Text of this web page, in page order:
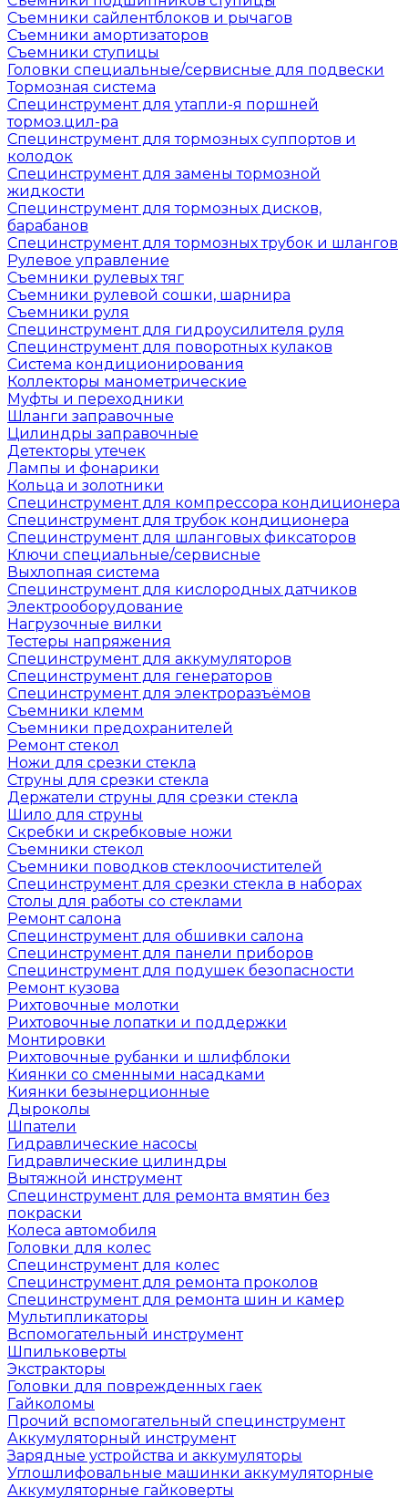
Съемники сайлентблоков и рычагов
Съемники амортизаторов
Съемники ступицы
Головки специальные/сервисные для подвески
Тормозная система
Специнструмент для утапли-я поршней
тормоз.цил-ра
Специнструмент для тормозных суппортов и
колодок
Специнструмент для замены тормозной
жидкости
Специнструмент для тормозных дисков,
барабанов
Специнструмент для тормозных трубок и шлангов
Рулевое управление
Съемники рулевых тяг
Съемники рулевой сошки, шарнира
Съемники руля
Специнструмент для гидроусилителя руля
Специнструмент для поворотных кулаков
Система кондиционирования
Коллекторы манометрические
Муфты и переходники
Шланги заправочные
Цилиндры заправочные
Детекторы утечек
Лампы и фонарики
Кольца и золотники
Специнструмент для компрессора кондиционера
Специнструмент для трубок кондиционера
Специнструмент для шланговых фиксаторов
Ключи специальные/сервисные
Выхлопная система
Специнструмент для кислородных датчиков
Электрооборудование
Нагрузочные вилки
Тестеры напряжения
Специнструмент для аккумуляторов
Специнструмент для генераторов
Специнструмент для электроразъёмов
Съемники клемм
Съемники предохранителей
Ремонт стекол
Ножи для срезки стекла
Струны для срезки стекла
Держатели струны для срезки стекла
Шило для струны
Скребки и скребковые ножи
Съемники стекол
Съемники поводков стеклоочистителей
Специнструмент для срезки стекла в наборах
Столы для работы со стеклами
Ремонт салона
Специнструмент для обшивки салона
Специнструмент для панели приборов
Специнструмент для подушек безопасности
Ремонт кузова
Рихтовочные молотки
Рихтовочные лопатки и поддержки
Монтировки
Рихтовочные рубанки и шлифблоки
Киянки со сменными насадками
Киянки безынерционные
Дыроколы
Шпатели
Гидравлические насосы
Гидравлические цилиндры
Вытяжной инструмент
Специнструмент для ремонта вмятин без
покраски
Колеса автомобиля
Головки для колес
Специнструмент для колес
Специнструмент для ремонта проколов
Специнструмент для ремонта шин и камер
Мультипликаторы
Вспомогательный инструмент
Шпильковерты
Экстракторы
Головки для поврежденных гаек
Гайколомы
Прочий вспомогательный специнструмент
Аккумуляторный инструмент
Зарядные устройства и аккумуляторы
Углошлифовальные машинки аккумуляторные
Аккумуляторные гайковерты